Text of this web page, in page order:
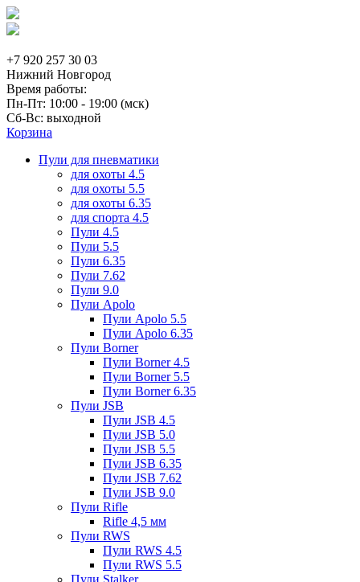
+7 920 257 30 03
Нижний Новгород
Время работы:
Пн-Пт: 10:00 - 19:00 (мск)
Сб-Вс: выходной
Корзина
Пули для пневматики
для охоты 4.5
для охоты 5.5
для охоты 6.35
для спорта 4.5
Пули 4.5
Пули 5.5
Пули 6.35
Пули 7.62
Пули 9.0
Пули Apolo
Пули Apolo 5.5
Пули Apolo 6.35
Пули Borner
Пули Borner 4.5
Пули Borner 5.5
Пули Borner 6.35
Пули JSB
Пули JSB 4.5
Пули JSB 5.0
Пули JSB 5.5
Пули JSB 6.35
Пули JSB 7.62
Пули JSB 9.0
Пули Rifle
Rifle 4,5 мм
Пули RWS
Пули RWS 4.5
Пули RWS 5.5
Пули Stalker